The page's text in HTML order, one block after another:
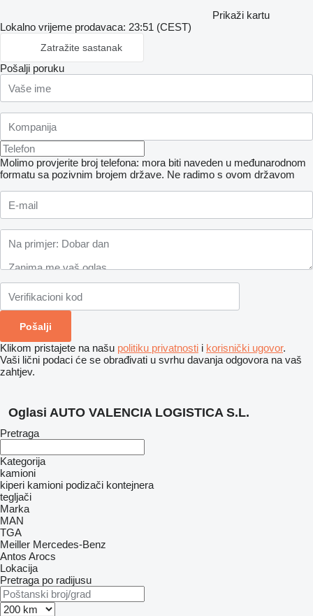
Prikaži kartu
Lokalno vrijeme prodavaca: 23:51 (CEST)
Zatražite sastanak
Pošalji poruku
Molimo provjerite broj telefona: mora biti naveden u međunarodnom
formatu sa pozivnim brojem države. Ne radimo s ovom državom
Klikom pristajete na našu politiku privatnosti i korisnički ugovor.
Vaši lični podaci će se obrađivati ​​u svrhu davanja odgovora na vaš
zahtjev.
Oglasi AUTO VALENCIA LOGISTICA S.L.
Pretraga
Kategorija
kamioni
kiperi kamioni podizači kontejnera
tegljači
Marka
MAN
TGA
Meiller Mercedes-Benz
Antos Arocs
Lokacija
Pretraga po radijusu